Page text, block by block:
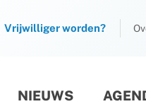
Vrijwilliger worden?
NIEUWS